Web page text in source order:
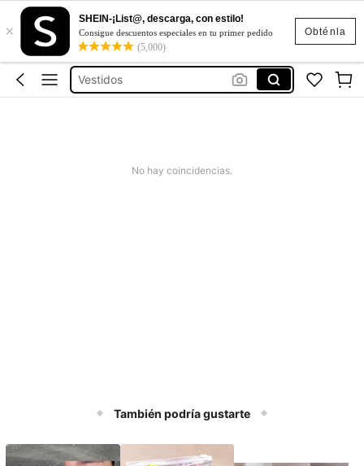
Obténla
×
SHEIN-¡List@, descarga, con estilo!
Consigue descuentos especiales en tu primer pedido
(5,000)
Blusas Para Mujer
سلة بقايا الاكل
Vestidos
No hay coincidencias.
También podría gustarte